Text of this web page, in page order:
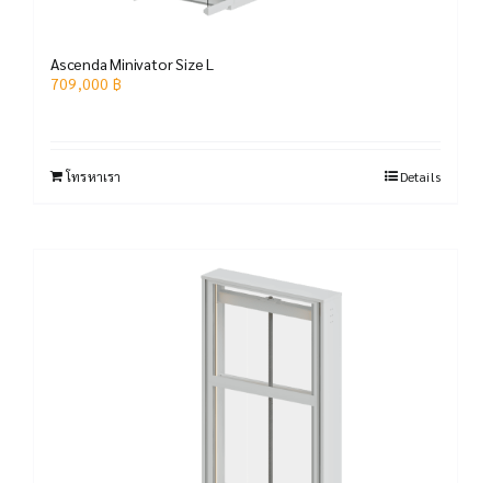
Ascenda Minivator Size L
709,000 ฿
โทรหาเรา Details